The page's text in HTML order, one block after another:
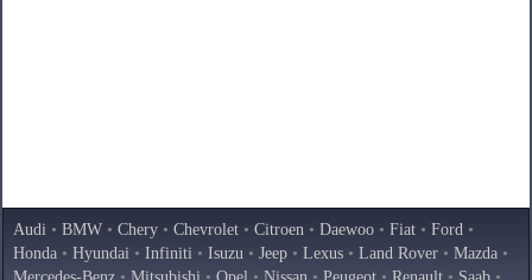
Audi • BMW • Chery • Chevrolet • Citroen • Daewoo • Fiat • Ford •
Honda • Hyundai • Infiniti • Isuzu • Jeep • Lexus • Land Rover • Mazda •